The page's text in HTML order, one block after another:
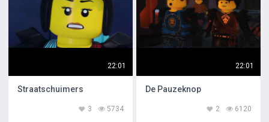
22:01
Straatschuimers
5734
3
22:01
De Pauzeknop
6120
2